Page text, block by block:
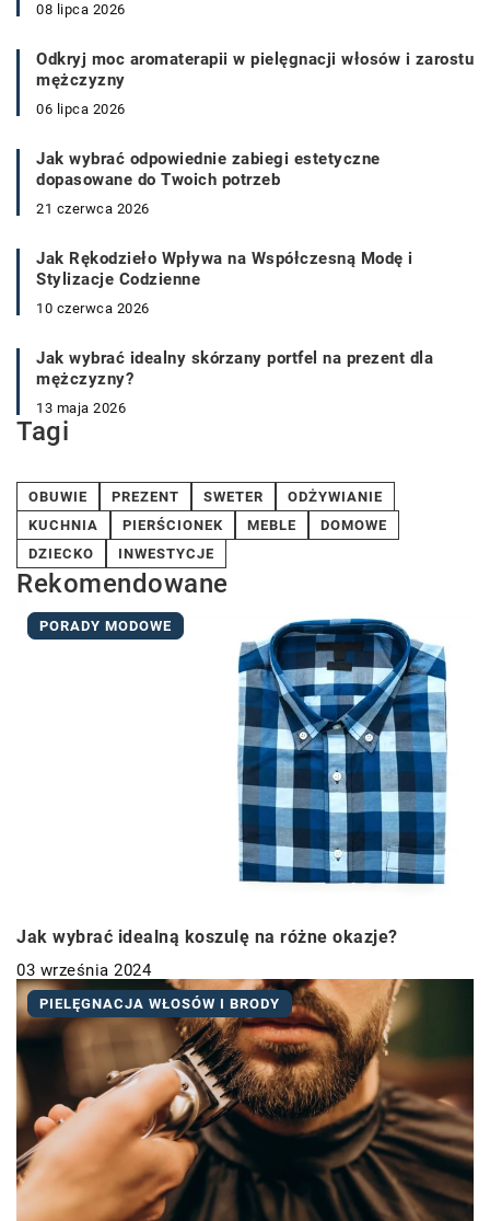
08 lipca 2026
Odkryj moc aromaterapii w pielęgnacji włosów i zarostu
mężczyzny
06 lipca 2026
Jak wybrać odpowiednie zabiegi estetyczne
dopasowane do Twoich potrzeb
21 czerwca 2026
Jak Rękodzieło Wpływa na Współczesną Modę i
Stylizacje Codzienne
10 czerwca 2026
Jak wybrać idealny skórzany portfel na prezent dla
mężczyzny?
13 maja 2026
Tagi
OBUWIE PREZENT SWETER
ODŻYWIANIE
KUCHNIA
PIERŚCIONEK MEBLE
DOMOWE
DZIECKO
INWESTYCJE
Rekomendowane
PORADY MODOWE
Jak wybrać idealną koszulę na różne okazje?
03 września 2024
PIELĘGNACJA WŁOSÓW I BRODY